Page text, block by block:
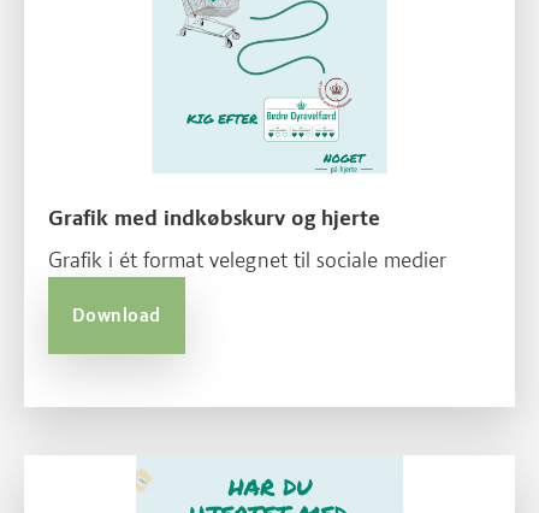
Grafik med indkøbskurv og hjerte
Grafik i ét format velegnet til sociale medier
Download